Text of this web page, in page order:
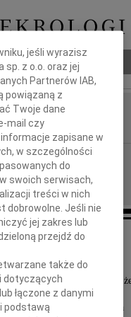
nagle odeszłaś
ani się pogodzić..."
i żalem powiadamiamy,
2012 roku odeszła
Córka, Żona, Mama i Siostra
jeśli wyrazisz
sp. z o.o. oraz jej
Partnerów IAB,
powiązaną z
Twoje dane
mail czy
zapisane w
w szczególności
do
swoich serwisach,
treści w nich
dobrowolne. Jeśli nie
jej zakres lub
przejdź do
także do
dotyczących
łączone z danymi
podstawą